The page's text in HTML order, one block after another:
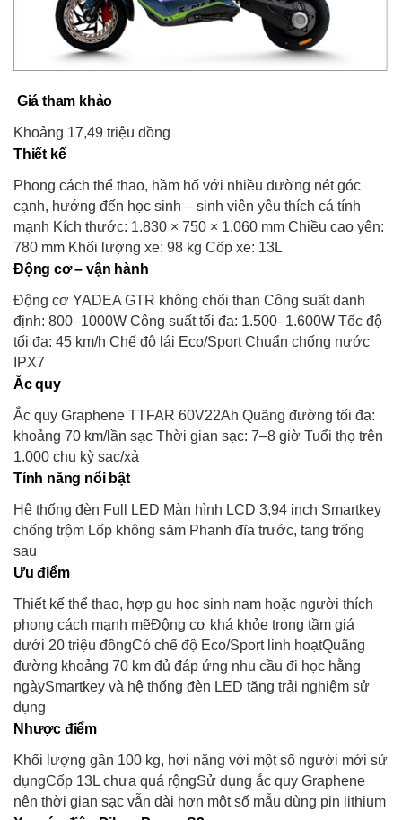
Giá tham khảo
Khoảng 17,49 triệu đồng
Thiết kế
Phong cách thể thao, hầm hố với nhiều đường nét góc
cạnh, hướng đến học sinh – sinh viên yêu thích cá tính
mạnh Kích thước: 1.830 × 750 × 1.060 mm Chiều cao yên:
780 mm Khối lượng xe: 98 kg Cốp xe: 13L
Động cơ – vận hành
Động cơ YADEA GTR không chổi than Công suất danh
định: 800–1000W Công suất tối đa: 1.500–1.600W Tốc độ
tối đa: 45 km/h Chế độ lái Eco/Sport Chuẩn chống nước
IPX7
Ắc quy
Ắc quy Graphene TTFAR 60V22Ah Quãng đường tối đa:
khoảng 70 km/lần sạc Thời gian sạc: 7–8 giờ Tuổi thọ trên
1.000 chu kỳ sạc/xả
Tính năng nổi bật
Hệ thống đèn Full LED Màn hình LCD 3,94 inch Smartkey
chống trộm Lốp không săm Phanh đĩa trước, tang trống
sau
Ưu điểm
Thiết kế thể thao, hợp gu học sinh nam hoặc người thích
phong cách mạnh mẽĐộng cơ khá khỏe trong tầm giá
dưới 20 triệu đồngCó chế độ Eco/Sport linh hoạtQuãng
đường khoảng 70 km đủ đáp ứng nhu cầu đi học hằng
ngàySmartkey và hệ thống đèn LED tăng trải nghiệm sử
dụng
Nhược điểm
Khối lượng gần 100 kg, hơi nặng với một số người mới sử
dụngCốp 13L chưa quá rộngSử dụng ắc quy Graphene
nên thời gian sạc vẫn dài hơn một số mẫu dùng pin lithium